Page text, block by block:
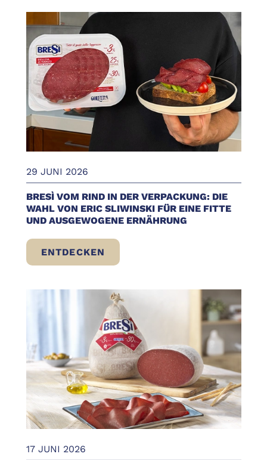
29 JUNI 2026
BRESÌ VOM RIND IN DER VERPACKUNG: DIE
WAHL VON ERIC SLIWINSKI FÜR EINE FITTE
UND AUSGEWOGENE ERNÄHRUNG
ENTDECKEN
BRESÌ VOM RIND IN DER VERPACKUNG:
17 JUNI 2026